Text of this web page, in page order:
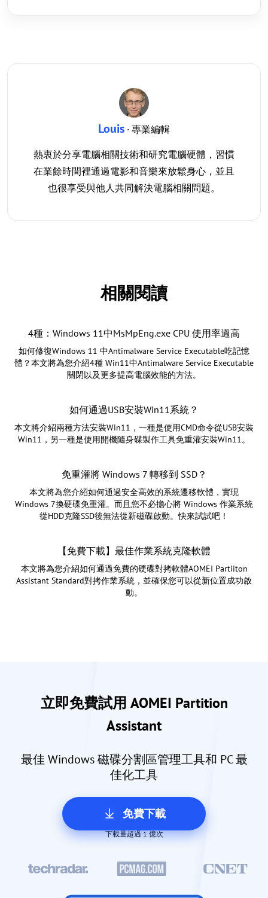
Louis · 專業編輯
熱衷於分享電腦相關技術和研究電腦硬體，習慣
在業餘時間裡通過電影和音樂來放鬆身心，並且
也很享受與他人共同解決電腦相關問題。
相關閱讀
4種：Windows 11中MsMpEng.exe CPU 使用率過高
如何修復Windows 11 中Antimalware Service Executable吃記憶
體？本文將為您介紹4種 Win11中Antimalware Service Executable
關閉以及更多提高電腦效能的方法。
如何通過USB安裝Win11系統？
本文將介紹兩種方法安裝Win11，一種是使用CMD命令從USB安裝
Win11，另一種是使用開機隨身碟製作工具免重灌安裝Win11。
免重灌將 Windows 7 轉移到 SSD？
本文將為您介紹如何通過安全高效的系統遷移軟體，實現
Windows 7換硬碟免重灌。而且您不必擔心將 Windows 作業系統
從HDD克隆SSD後無法從新磁碟啟動。快來試試吧！
【免費下載】最佳作業系統克隆軟體
本文將為您介紹如何通過免費的硬碟對拷軟體AOMEI Partiiton
Assistant Standard對拷作業系統，並確保您可以從新位置成功啟
動。
立即免費試用 AOMEI Partition
Assistant
最佳 Windows 磁碟分割區管理工具和 PC 最
佳化工具
免費下載
下載量超過 1 億次